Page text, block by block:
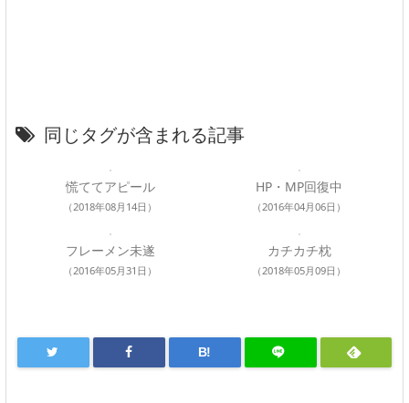
同じタグが含まれる記事
慌ててアピール
（2018年08月14日）
HP・MP回復中
（2016年04月06日）
フレーメン未遂
（2016年05月31日）
カチカチ枕
（2018年05月09日）
B!